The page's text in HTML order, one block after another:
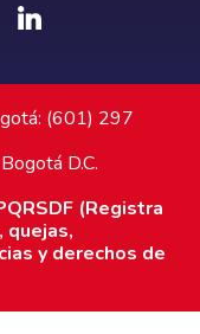
(601) 297
D.C.
(Registra
quejas,
y derechos de